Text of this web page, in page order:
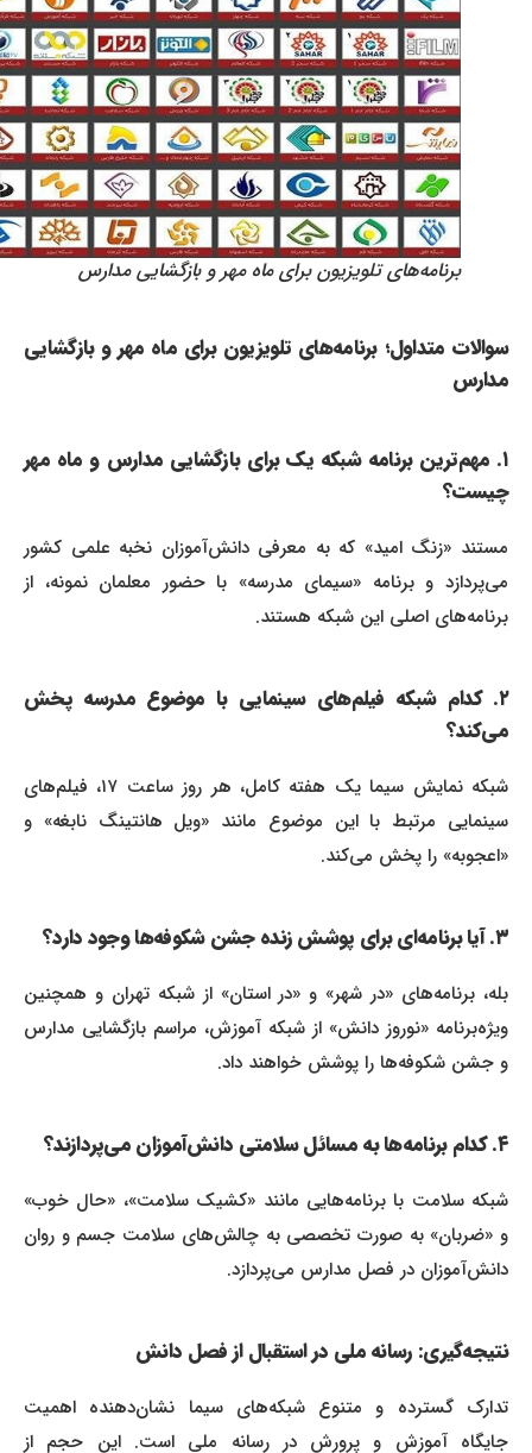
برنامه‌های تلویزیون برای ماه مهر و بازگشایی مدارس
سوالات متداول؛برنامه‌های تلویزیون برای ماه مهر و بازگشایی
مدارس
۱. مهم‌ترین برنامه شبکه یک برای بازگشایی مدارس و ماه مهر
چیست؟
مستند «زنگ امید» که به معرفی دانش‌آموزان نخبه علمی کشور
می‌پردازد و برنامه «سیمای مدرسه» با حضور معلمان نمونه، از
برنامه‌های اصلی این شبکه هستند.
۲. کدام شبکه فیلم‌های سینمایی با موضوع مدرسه پخش
می‌کند؟
شبکه نمایش سیما یک هفته کامل، هر روز ساعت ۱۷، فیلم‌های
سینمایی مرتبط با این موضوع مانند «ویل هانتینگ نابغه» و
«اعجوبه» را پخش می‌کند.
بله، برنامه‌های «در شهر» و «در استان» از شبکه تهران و همچنین
ویژه‌برنامه «نوروز دانش» از شبکه آموزش، مراسم بازگشایی مدارس
و جشن شکوفه‌ها را پوشش خواهند داد.
شبکه سلامت با برنامه‌هایی مانند «کشیک سلامت»، «حال خوب»
و «ضربان» به صورت تخصصی به چالش‌های سلامت جسم و روان
دانش‌آموزان در فصل مدارس می‌پردازد.
نتیجه‌گیری: رسانه ملی در استقبال از فصل دانش
تدارک گسترده و متنوع شبکه‌های سیما نشان‌دهنده اهمیت
جایگاه آموزش و پرورش در رسانه ملی است. این حجم از